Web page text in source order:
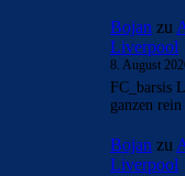
Bojan zu
Liverpool
8. August
FC_barsis
ganzen
Bojan zu